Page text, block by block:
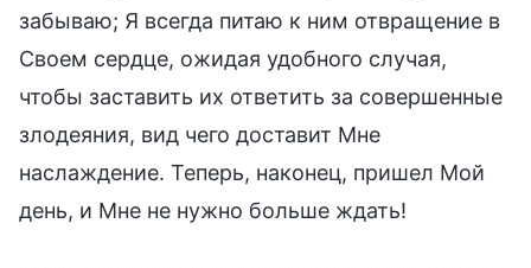
забываю; Я всегда питаю к ним отвращение в
Своем сердце, ожидая удобного случая,
чтобы заставить их ответить за совершенные
злодеяния, вид чего доставит Мне
наслаждение. Теперь, наконец, пришел Мой
день, и Мне не нужно больше ждать!